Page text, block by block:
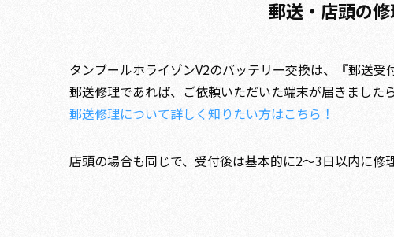
郵送・店頭の
タンブールホライゾンV2のバッテリー交換は、『郵送受
郵送修理であれば、ご依頼いただいた端末が届きました
郵送修理について詳しく知りたい方はこちら！
店頭の場合も同じで、受付後は基本的に2～3日以内に修